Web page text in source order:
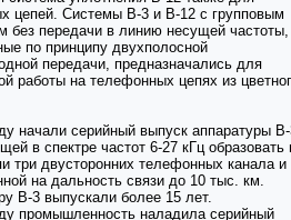
цепей. Системы В-3 и В-12 с групповым
без передачи в линию несущей частоты,
по принципу двухполосной
передачи, предназначались для
работы на телефонных цепях из
начали серийный выпуск аппаратуры
в спектре частот 6-27 кГц образовать
три двусторонних телефонных канала и
на дальность связи до 10 тыс. км.
В-3 выпускали более 15 лет.
промышленность наладила серийный